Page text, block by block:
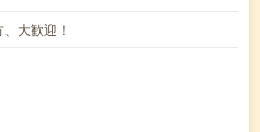
大歓迎！